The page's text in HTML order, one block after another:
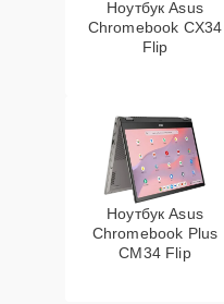
Ноутбук Asus
Chromebook CX34
Flip
Ноутбук Asus
Chromebook Plus
CM34 Flip